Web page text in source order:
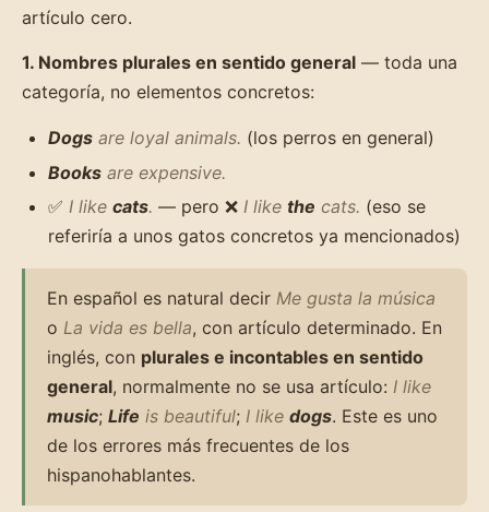
artículo cero.
1. Nombres plurales en sentido general — toda una
categoría, no elementos concretos:
Dogs are loyal animals. (los perros en general)
Books are expensive.
✅ I like cats. — pero ❌ I like the cats. (eso se
referiría a unos gatos concretos ya mencionados)
En español es natural decir Me gusta la música
o La vida es bella, con artículo determinado. En
inglés, con plurales e incontables en sentido
general, normalmente no se usa artículo: I like
music; Life is beautiful; I like dogs. Este es uno
de los errores más frecuentes de los
hispanohablantes.